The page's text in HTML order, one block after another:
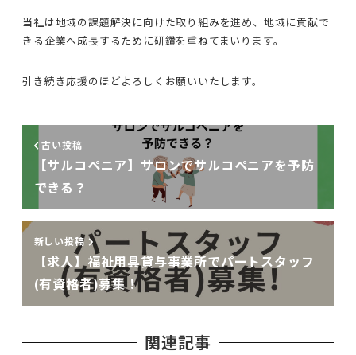
当社は地域の課題解決に向けた取り組みを進め、地域に貢献で
きる企業へ成長するために研鑽を重ねてまいります。
引き続き応援のほどよろしくお願いいたします。
古い投稿
【サルコペニア】サロンでサルコペニアを予防
できる？
新しい投稿
【求人】福祉用具貸与事業所でパートスタッフ
(有資格者)募集！
関連記事